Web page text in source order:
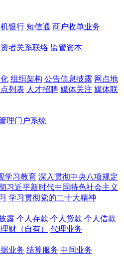
银行 短信通 商户收单业务
者关系联络 监管资本
组织架构 公告信息披露 网点地
列表 人才招聘 媒体关注 媒体联
理门户系统
学习教育 深入贯彻中央八项规定
习近平新时代中国特色社会主义
学习贯彻党的二十大精神
露 个人存款 个人贷款 个人借款
财（自有）
代理业务
业务 结算服务 中间业务